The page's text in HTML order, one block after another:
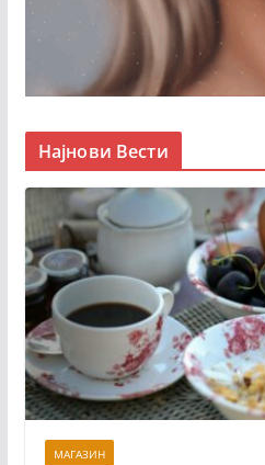
Најнови Вести
МАГАЗИН